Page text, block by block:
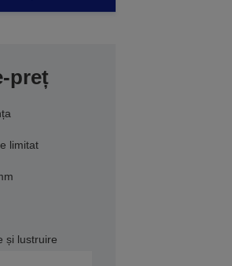
preț
limitat
și lustruire